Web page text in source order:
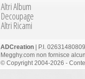
Altri Album
Decoupage
Altri Ricami
ADCreation | P.I. 02631480809
Megghy.com non fornisce
© Copyright 2004-2026 -